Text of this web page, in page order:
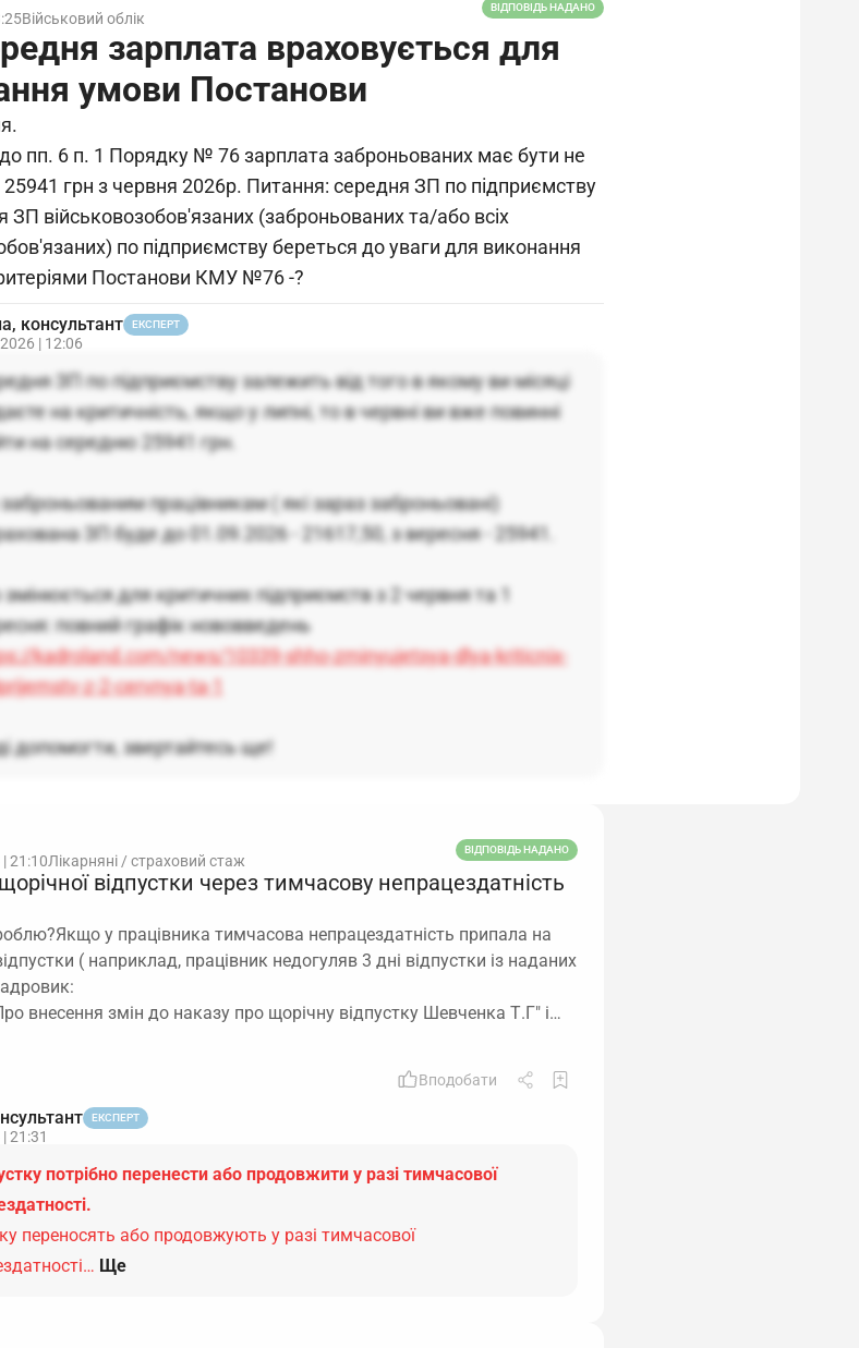
Військовий облік
ВІДПОВІДЬ НАДАНО
зарплата враховується для
умови Постанови
до пп. 6 п. 1 Порядку № 76 зарплата заброньованих має бути не
грн з червня 2026р. Питання: середня ЗП по підприємству
ЗП військовозобов'язаних (заброньованих та/або всіх
по підприємству береться до уваги для виконання
Постанови КМУ №76 -?
консультант ЕКСПЕРТ
| 12:06
ЗП по підприємству залежить від того в якому ви місяці
на критичність, якщо у липні, то в червні ви вже повинні
на середню 25941 грн.
працівникам ( які зараз заброньовані)
ЗП буде до 01.09.2026 - 21617,50, з вересня - 25941.
для критичних підприємств з 2 червня та 1
повний графік нововведень
kadroland.com/news/10339-shho-zminyujetsya-dlya-kriticnix-
z-2-cervnya-ta-1
допомогти, звертайтесь ще!
21:10Лікарняні / страховий стаж
ВІДПОВІДЬ НАДАНО
відпустки через тимчасову непрацездатність
у працівника тимчасова непрацездатність припала на
( наприклад, працівник недогуляв 3 дні відпустки із наданих
внесення змін до наказу про щорічну відпустку Шевченка Т.Г" і…
Вподобати
ЕКСПЕРТ
21:31
потрібно перенести або продовжити у разі тимчасової
переносять або продовжують у разі тимчасової
Ще